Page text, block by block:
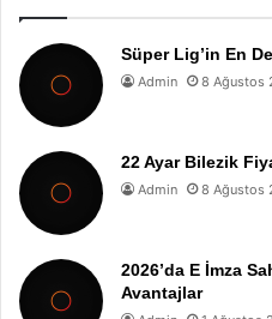
Süper Lig’in En
Admin 8 Ağustos
22 Ayar Bilezik
Admin 8 Ağustos
2026’da E İmza
Avantajlar